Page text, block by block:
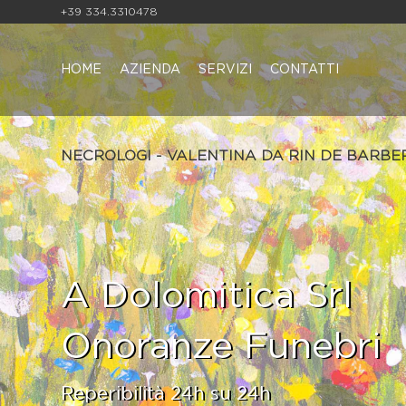
+39 334.3310478
HOME AZIENDA SERVIZI CONTATTI
A Dolomitica Srl
Onoranze Funebri
Reperibilità 24h su 24h
NECROLOGI - VALENTINA DA RIN DE